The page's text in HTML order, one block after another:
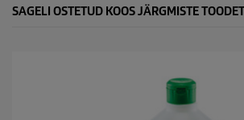
SAGELI OSTETUD KOOS JÄRGMISTE